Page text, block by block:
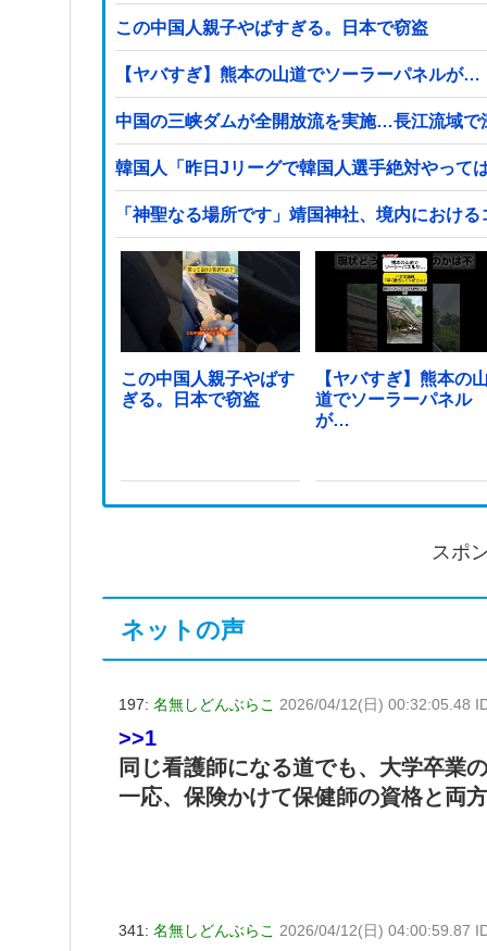
この中国人親子やばすぎる。日本で窃盗
【ヤバすぎ】熊本の山道でソーラーパネルが…
中国の三峡ダムが全開放流を実施…長江流域で
韓国人「昨日Jリーグで韓国人選手絶対やって
「神聖なる場所です」靖国神社、境内におけ
この中国人親子やばす
ぎる。日本で窃盗
【ヤバすぎ】熊本の
道でソーラーパネル
が…
スポ
ネットの声
197: 名無しどんぶらこ 2026/04/12(日) 00:32:05.48
>>1
同じ看護師になる道でも、大学卒業
一応、保険かけて保健師の資格と両
341: 名無しどんぶらこ 2026/04/12(日) 04:00:59.87